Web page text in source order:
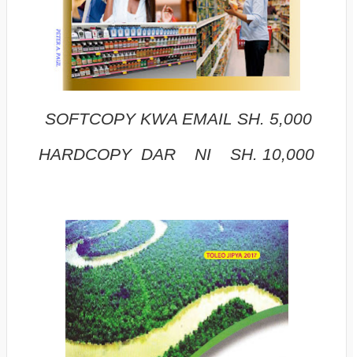
SOFTCOPY KWA EMAIL SH. 5,000
HARDCOPY DAR NI SH. 10,000